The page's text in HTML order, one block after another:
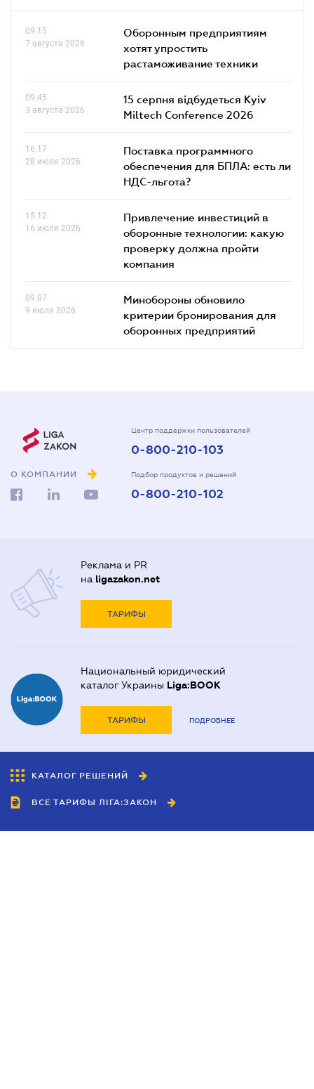
09.15
7 августа 2026
Оборонным предприятиям
хотят упростить
растаможивание техники
09.45
3 августа 2026
15 серпня відбудеться Kyiv
Miltech Conference 2026
16.17
28 июля 2026
Поставка программного
обеспечения для БПЛА: есть ли
НДС-льгота?
15.12
16 июля 2026
Привлечение инвестиций в
оборонные технологии: какую
проверку должна пройти
компания
09.07
9 июля 2026
Минобороны обновило
критерии бронирования для
оборонных предприятий
О КОМПАНИИ
Центр поддержки пользователей
0-800-210-103
Подбор продуктов и решений
0-800-210-102
Реклама и PR
на ligazakon.net
ТАРИФЫ
Национальный юридический
каталог Украины Liga:BOOK
ТАРИФЫ ПОДРОБНЕЕ
КАТАЛОГ РЕШЕНИЙ
ВСЕ ТАРИФЫ ЛІГА:ЗАКОН